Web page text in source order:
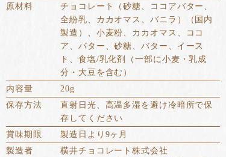
原材料
チョコレート（砂糖、ココアバター、
全紛乳、カカオマス、バニラ）（国内
製造）、小麦粉、カカオマス、ココ
ア、バター、砂糖、バター、イース
ト、食塩/乳化剤（一部に小麦・乳成
分・大豆を含む）
内容量
20g
保存方法
直射日光、高温多湿を避け冷暗所で保
存してください
賞味期限
製造日より9ヶ月
製造者
横井チョコレート株式会社